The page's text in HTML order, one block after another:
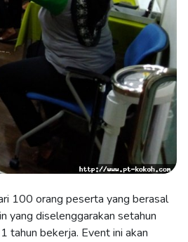
100 orang peserta yang berasal
yang diselenggarakan setahun
tahun bekerja. Event ini akan